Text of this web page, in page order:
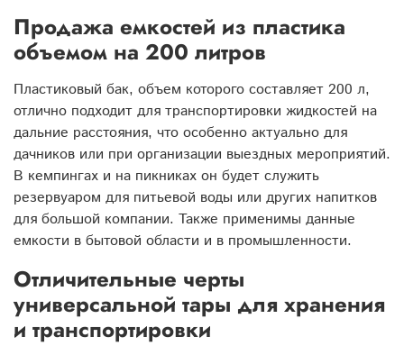
Продажа емкостей из пластика
объемом на 200 литров
Пластиковый бак, объем которого составляет 200 л,
отлично подходит для транспортировки жидкостей на
дальние расстояния, что особенно актуально для
дачников или при организации выездных мероприятий.
В кемпингах и на пикниках он будет служить
резервуаром для питьевой воды или других напитков
для большой компании. Также применимы данные
емкости в бытовой области и в промышленности.
Отличительные черты
универсальной тары для хранения
и транспортировки